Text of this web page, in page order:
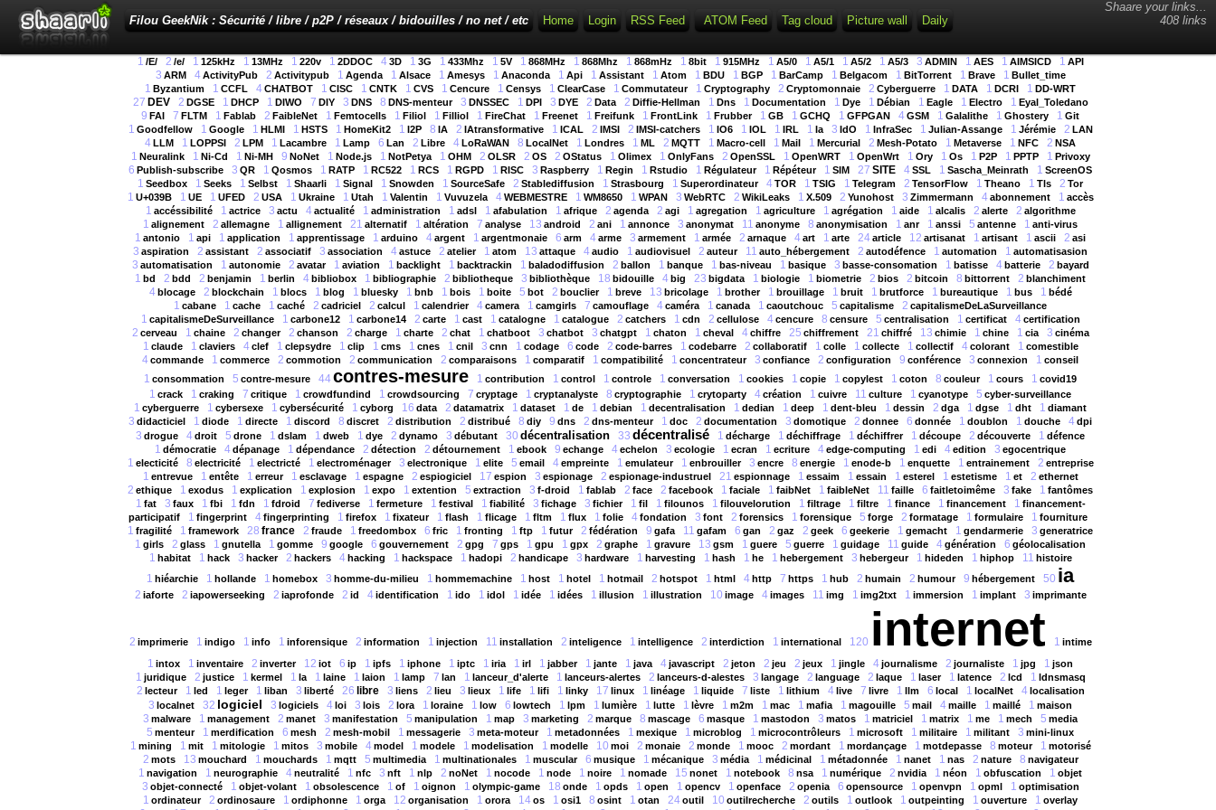
Shaare your links...
408 links
Filou GeekNik : Sécurité / libre / p2P / réseaux / bidouilles / no net / etc Home Login RSS Feed ATOM Feed Tag cloud Picture wall Daily
1 /E/ 2 /e/ 1 125kHz 1 13MHz 1 220v 1 2DDOC 4 3D 1 3G 1 433Mhz 1 5V 1 868MHz 1 868Mhz 1 868mHz 1 8bit 1 915MHz 1 A5/0 1 A5/1 1 A5/2 1 A5/3 3 ADMIN 1 AES 1 AIMSICD 1 API
3 ARM 4 ActivityPub 2 Activitypub 1 Agenda 1 Alsace 1 Amesys 1 Anaconda 1 Api 1 Assistant 1 Atom 1 BDU 1 BGP 1 BarCamp 1 Belgacom 1 BitTorrent 1 Brave 1 Bullet_time
1 Byzantium 1 CCFL 4CHATBOT 1 CISC 1 CNTK 1 CVS 1 Cencure 1 Censys 1 ClearCase 1 Commutateur 1 Cryptography 2 Cryptomonnaie 2 Cyberguerre 1 DATA 1 DCRI 1 DD-WRT
27 DEV 2 DGSE 1 DHCP 1 DIWO 7 DIY 3 DNS 8 DNS-menteur 3 DNSSEC 1 DPI 3 DYE 2 Data 2 Diffie-Hellman 1 Dns 1 Documentation 1 Dye 1 Débian 1 Eagle 1 Electro 1 Eyal_Toledano
9 FAI 7 FLTM 1 Fablab 2 FaibleNet 1 Femtocells 1 Filiol 1 Filliol 1 FireChat 1 Freenet 1 Freifunk 1 FrontLink 1 Frubber 1 GB 1 GCHQ 1 GFPGAN 4GSM 1 Galalithe 1 Ghostery 1 Git
1 Goodfellow 1 Google 1 HLMI 1 HSTS 1 HomeKit2 1 I2P 8 IA 2 IAtransformative 1 ICAL 2 IMSI 2 IMSI-catchers 1 IO6 1 IOL 1 IRL 1 Ia 3 IdO 1 InfraSec 1 Julian-Assange 1 Jérémie 2 LAN
4LLM 1 LOPPSI 2 LPM 1 Lacambre 1 Lamp 6 Lan 2 Libre 4LoRaWAN 8 LocalNet 1 Londres 1 ML 2 MQTT 1 Macro-cell 1 Mail 1 Mercurial 2 Mesh-Potato 1 Metaverse 1 NFC 2 NSA
1 Neuralink 1 Ni-Cd 1 Ni-MH 9 NoNet 1 Node.js 1 NotPetya 1 OHM 2 OLSR 2 OS 2 OStatus 1 Olimex 1 OnlyFans 2 OpenSSL 1 OpenWRT 1 OpenWrt 1 Ory 1 Os 1 P2P 1 PPTP 1 Privoxy
6 Publish-subscribe 3 QR 1 Qosmos 1 RATP 1 RC522 1 RCS 1 RGPD 1 RISC 3 Raspberry 1 Regin 1 Rstudio 1 Régulateur 1 Répéteur 1 SIM 27 SITE 4SSL 1 Sascha_Meinrath 1 ScreenOS
1 Seedbox 1 Seeks 1 Selbst 1 Shaarli 1 Signal 1 Snowden 1 SourceSafe 2 Stablediffusion 1 Strasbourg 1 Superordinateur 4TOR 1 TSIG 1 Telegram 2 TensorFlow 1 Theano 1 Tls 2 Tor
1 U+039B 1 UE 1 UFED 2 USA 1 Ukraine 1 Utah 1 Valentin 1 Vuvuzela 4 WEBMESTRE 1 WM8650 1 WPAN 3 WebRTC 2 WikiLeaks 1 X.509 2 Yunohost 3 Zimmermann 4 abonnement 1 accès
1 accéssibilité 1 actrice 3 actu 4 actualité 1 administration 1 adsl 1 afabulation 1 afrique 2 agenda 2 agi 1 agregation 1 agriculture 1 agrégation 1 aide 1 alcalis 2 alerte 2 algorithme
1 alignement 2 allemagne 1 allignement 21 alternatif 1 altération 7 analyse 13 android 2 ani 1 annonce 3 anonymat 11 anonyme 8 anonymisation 1 anr 1 anssi 5 antenne 1 anti-virus
1 antonio 1 api 1 application 1 apprentissage 1 arduino 4argent 1 argentmonaie 6 arm 4arme 3 armement 1 armée 2 arnaque 4art 1 arte 24article 12 artisanat 1 artisant 1 ascii 2 asi
3 aspiration 2 assistant 2 associatif 3 association 4astuce 2 atelier 1 atom 13 attaque 4audio 1 audiovisuel 2 auteur 11 auto_hébergement 2 autodéfence 1 automation 1 automatisasion
3 automatisation 1 autonomie 2 avatar 1 aviation 1 backlight 1 backtrackin 1 baladodiffusion 2 ballon 1 banque 1 bas-niveau 1 basique 3 basse-consomation 1 batisse 4 batterie 2 bayard
1 bd 2 bdd 2 benjamin 1 berlin 4bibliobox 1 bibliographie 2 bibliotheque 3 bibliothèque 18 bidouille 4big 23 bigdata 1 biologie 1 biometrie 2 bios 2 bitcoin 8 bittorrent 2 blanchiment
4 blocage 2 blockchain 1 blocs 1 blog 1 bluesky 1 bnb 1 bois 1 boite 5 bot 2 bouclier 1 breve 13 bricolage 1 brother 1 brouillage 1 bruit 1 brutforce 1 bureautique 1 bus 1 bédé
1 cabane 1 cache 1 caché 2 cadriciel 2 calcul 1 calendrier 4camera 1 camgirls 7 camouflage 4caméra 1 canada 1 caoutchouc 5 capitalisme 2 capitalismeDeLaSurveillance
1 capitalismeDeSurveillance 1 carbone12 1 carbone14 2 carte 1 cast 1 catalogne 1 catalogue 2 catchers 1 cdn 2 cellulose 4 cencure 8 censure 5 centralisation 1 certificat 4 certification
2 cerveau 1 chaine 2 changer 2 chanson 2 charge 1 charte 2 chat 1 chatboot 3 chatbot 3 chatgpt 1 chaton 1 cheval 4 chiffre 25 chiffrement 21 chiffré 13 chimie 1 chine 1 cia 3 cinéma
1 claude 1 claviers 4 clef 1 clepsydre 1 clip 1 cms 1 cnes 1 cnil 3 cnn 1 codage 6 code 2 code-barres 1 codebarre 2 collaboratif 1 colle 1 collecte 1 collectif 4 colorant 1 comestible
4commande 1 commerce 2 commotion 2 communication 2 comparaisons 1 comparatif 1 compatibilité 1 concentrateur 3 confiance 2 configuration 9 conférence 3 connexion 1 conseil
1 consommation 5 contre-mesure 44contres-mesure 1 contribution 1 control 1 controle 1 conversation 1 cookies 1 copie 1 copylest 1 coton 8 couleur 1 cours 1 covid19
1 crack 1 craking 7 critique 1 crowdfundind 1 crowdsourcing 7 cryptage 1 cryptanalyste 8 cryptographie 1 crytoparty 4création 1 cuivre 11 culture 1 cyanotype 5 cyber-surveillance
1 cyberguerre 1 cybersexe 1 cybersécurité 1 cyborg 16 data 2 datamatrix 1 dataset 1 de 1 debian 1 decentralisation 1 dedian 1 deep 1 dent-bleu 1 dessin 2 dga 1 dgse 1 dht 1 diamant
3 didacticiel 1 diode 1 directe 1 discord 8 discret 2 distribution 2 distribué 8 diy 9 dns 2 dns-menteur 1 doc 2 documentation 3 domotique 2 donnee 6 donnée 1 doublon 1 douche 4dpi
3 drogue 4droit 5 drone 1 dslam 1 dweb 1 dye 2 dynamo 3 débutant 30 décentralisation 33 décentralisé 1 décharge 1 déchiffrage 1 déchiffrer 1 découpe 2 découverte 1 défence
1 démocratie 4dépanage 1 dépendance 2 détection 2 détournement 1 ebook 9 echange 4echelon 3 ecologie 1 ecran 1 ecriture 4edge-computing 1 edi 4edition 3 egocentrique
1 electicité 8 electricité 1 electricté 1 electroménager 3 electronique 1 elite 5 email 4 empreinte 1 emulateur 1 enbrouiller 3 encre 8 energie 1 enode-b 1 enquette 1 entrainement 2 entreprise
1 entrevue 1 entête 1 erreur 1 esclavage 1 espagne 2 espiogiciel 17 espion 3 espionage 2 espionage-industruel 21 espionnage 1 essaim 1 essain 1 esterel 1 estetisme 1 et 2 ethernet
2 ethique 1 exodus 1 explication 1 explosion 1 expo 1 extention 5 extraction 3 f-droid 1 fablab 2 face 2 facebook 1 faciale 1 faibNet 1 faibleNet 11 faille 6 faitletoimême 3 fake 1 fantômes
1 fat 3 faux 1 fbi 1 fdn 1 fdroid 7 fediverse 1 fermeture 1 festival 1 fiabilité 3 fichage 3 fichier 1 fil 1 filounos 1 filouvelorution 1 filtrage 1 filtre 1 finance 1 financement 1 financement-
participatif
1 fingerprint 4fingerprinting 1 firefox 1 fixateur 1 flash 1 flicage 1 fltm 1 flux 1 folie 4fondation 3 font 2 forensics 1 forensique 5 forge 2 formatage 1 formulaire 1 fourniture
1 fragilité 1 framework 28 france 2 fraude 1 freedombox 6 fric 1 fronting 1 ftp 1 futur 2 fédération 9 gafa 11 gafam 6 gan 2 gaz 2 geek 6 geekerie 1 gemacht 1 gendarmerie 3 generatrice
1 girls 2 glass 1 gnutella 1 gomme 9 google 6 gouvernement 2 gpg 7 gps 1 gpu 1 gpx 2 graphe 1 gravure 13 gsm 1 guere 5 guerre 1 guidage 11 guide 4génération 6 géolocalisation
1 habitat 1 hack 3 hacker 2 hackers 4 hacking 1 hackspace 1 hadopi 2 handicape 3 hardware 1 harvesting 1 hash 1 he 1 hebergement 3 hebergeur 1 hideden 1 hiphop 11 histoire
1 hiéarchie 1 hollande 1 homebox 3 homme-du-milieu 1 hommemachine 1 host 1 hotel 1 hotmail 2 hotspot 1 html 4http 7 https 1 hub 2 humain 2 humour 9 hébergement 50 ia
2 iaforte 2 iapowerseeking 2 iaprofonde 2 id 4 identification 1 ido 1 idol 1 idée 1 idées 1 illusion 1 illustration 10 image 4 images 11 img 1 img2txt 1 immersion 1 implant 3 imprimante
2 imprimerie 1 indigo 1 info 1 inforensique 2 information 1 injection 11 installation 2 inteligence 1 intelligence 2 interdiction 1 international 120 internet 1 intime
1 intox 1 inventaire 2 inverter 12 iot 6 ip 1 ipfs 1 iphone 1 iptc 1 iria 1 irl 1 jabber 1 jante 1 java 4javascript 2 jeton 2 jeu 2 jeux 1 jingle 4journalisme 2 journaliste 1 jpg 1 json
1 juridique 2 justice 1 kermel 1 la 1 laine 1 laion 1 lamp 7 lan 1 lanceur_d'alerte 1 lanceurs-alertes 2 lanceurs-d-alestes 3 langage 2 language 2 laque 1 laser 1 latence 2 lcd 1 ldnsmasq
2 lecteur 1 led 1 leger 1 liban 3 liberté 26 libre 3 liens 2 lieu 3 lieux 1 life 1 lifi 1 linky 17 linux 1 linéage 1 liquide 7 liste 1 lithium 4 live 7 livre 1 llm 6 local 1 localNet 4 localisation
3 localnet 32 logiciel 3 logiciels 4loi 3 lois 2 lora 1 loraine 1 low 6 lowtech 1 lpm 1 lumière 1 lutte 1 lèvre 1 m2m 1 mac 1 mafia 1 magouille 5 mail 4maille 1 maillé 1 maison
3 malware 1 management 2 manet 3 manifestation 5 manipulation 1 map 3 marketing 2 marque 8 mascage 6 masque 1 mastodon 3 matos 1 matriciel 1 matrix 1 me 1 mech 5 media
5 menteur 1 merdification 6 mesh 2 mesh-mobil 1 messagerie 3 meta-moteur 1 metadonnées 1 mexique 1 microblog 1 microcontrôleurs 1 microsoft 1 militaire 1 militant 3 mini-linux
1 mining 1 mit 1 mitologie 1 mitos 3 mobile 4 model 1 modele 1 modelisation 1 modelle 10 moi 2 monaie 2 monde 1 mooc 2 mordant 1 mordançage 1 motdepasse 8 moteur 1 motorisé
2 mots 13 mouchard 1 mouchards 1 mqtt 5 multimedia 1 multinationales 1 muscular 6 musique 1 mécanique 3 média 1 médicinal 1 métadonnée 1 nanet 1 nas 2 nature 8 navigateur
1 navigation 1 neurographie 4neutralité 1 nfc 3 nft 1 nlp 2 noNet 1 nocode 1 node 1 noire 1 nomade 15 nonet 1 notebook 8 nsa 1 numérique 2 nvidia 1 néon 1 obfuscation 1 objet
3 objet-connecté 1 objet-volant 1 obsolescence 1 of 1 oignon 1 olympic-game 18 onde 1 opds 1 open 1 opencv 1 openface 2 openia 6 opensource 1 openvpn 1 opml 1 optimisation
1 ordinateur 2 ordinosaure 1 ordiphonne 1 orga 12 organisation 1 orora 14os 1 osi1 8 osint 1 otan 24outil 10 outilrecherche 2 outils 1 outlook 1 outpeinting 1 ouverture 1 overlay